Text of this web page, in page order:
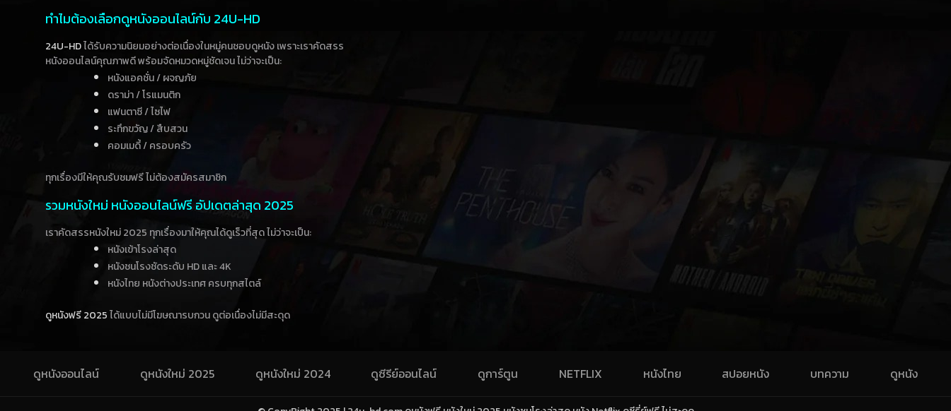
ทำไมต้องเลือกดูหนังออนไลน์กับ 24U-HD
24U-HDได้รับความนิยมอย่างต่อเนื่องในหมู่คนชอบดูหนัง เพราะเราคัดสรร
หนังออนไลน์คุณภาพดี พร้อมจัดหมวดหมู่ชัดเจน ไม่ว่าจะเป็น:
หนังแอคชั่น / ผจญภัย
ดราม่า / โรแมนติก
แฟนตาซี / ไซไฟ
ระทึกขวัญ / สืบสวน
คอมเมดี้ / ครอบครัว
ทุกเรื่องมีให้คุณรับชมฟรี ไม่ต้องสมัครสมาชิก
รวมหนังใหม่ หนังออนไลน์ฟรี อัปเดตล่าสุด 2025
เราคัดสรรหนังใหม่ 2025 ทุกเรื่องมาให้คุณได้ดูเร็วที่สุด ไม่ว่าจะเป็น:
หนังเข้าโรงล่าสุด
หนังชนโรงชัดระดับ HD และ 4K
หนังไทย หนังต่างประเทศ ครบทุกสไตล์
ดูหนังฟรี 2025ได้แบบไม่มีโฆษณารบกวน ดูต่อเนื่องไม่มีสะดุด
ดูหนังออนไลน์ ดูหนังใหม่ 2025 ดูหนังใหม่ 2024 ดูซีรีย์ออนไลน์ ดูการ์ตูน NETFLIX หนังไทย สปอยหนัง บทความ ดูหนัง